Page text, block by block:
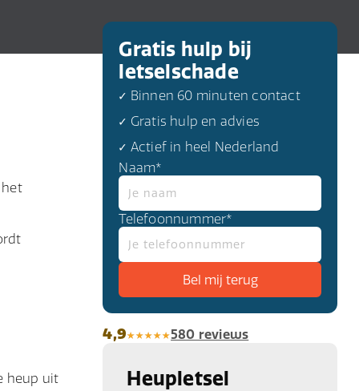
heup uit
Gratis hulp bij
letselschade
✓ Binnen 60 minuten contact
✓ Gratis hulp en advies
✓ Actief in heel Nederland
Naam*
Telefoonnummer*
4,9 580 reviews
Heupletsel